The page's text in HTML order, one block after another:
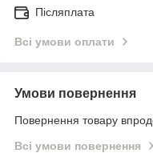
Післяплата
Всі умови оплати
Умови повернення
Повернення товару
Всі умови повернення